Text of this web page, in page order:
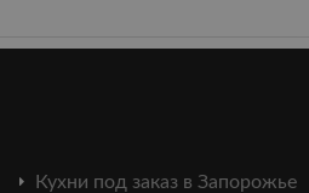
Кухни под заказ в Запорожье